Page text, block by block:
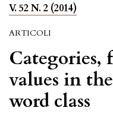
V. 52 N. 2 (2014)
ARTICOLI
Categories,
values in
word class